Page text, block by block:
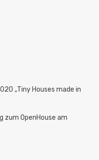
„Tiny Houses made in
zum OpenHouse am